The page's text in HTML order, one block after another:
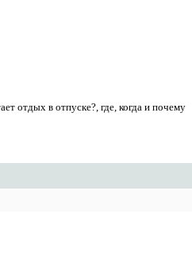
отдых в отпуске?, где, когда и почему